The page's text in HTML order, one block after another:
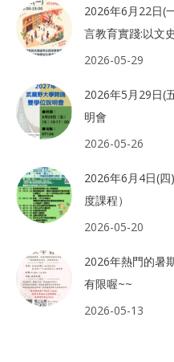
2026年6月22日(
言教育實踐:以文
2026-05-29
2026年5月29日(
明會
2026-05-26
2026年6月4日(
度課程）
2026-05-20
2026年熱門的暑
有限喔~~
2026-05-13